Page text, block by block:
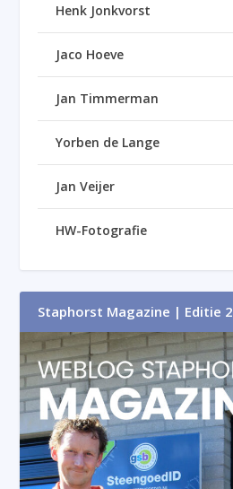
Henk Jonkvorst
Jaco Hoeve
Jan Timmerman
Yorben de Lange
Jan Veijer
HW-Fotografie
Staphorst Magazine | Editie 2